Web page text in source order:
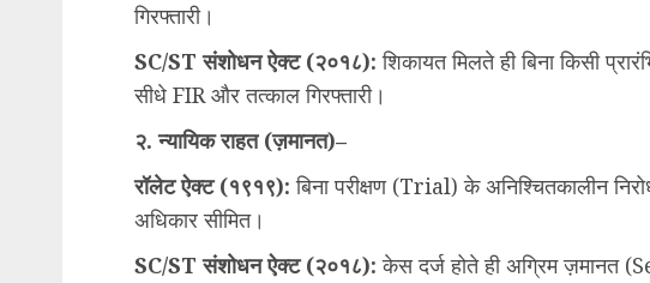
गिरफ्तारी।
SC/ST संशोधन ऐक्ट (२०१८): शिकायत मिलते ही बिना किसी
सीधे FIR और तत्काल गिरफ्तारी।
२. न्यायिक राहत (ज़मानत)–
रॉलेट ऐक्ट (१९१९): बिना परीक्षण (Trial) के अनिश्चितकालीन
अधिकार सीमित।
SC/ST संशोधन ऐक्ट (२०१८): केस दर्ज होते ही अग्रिम ज़मानत